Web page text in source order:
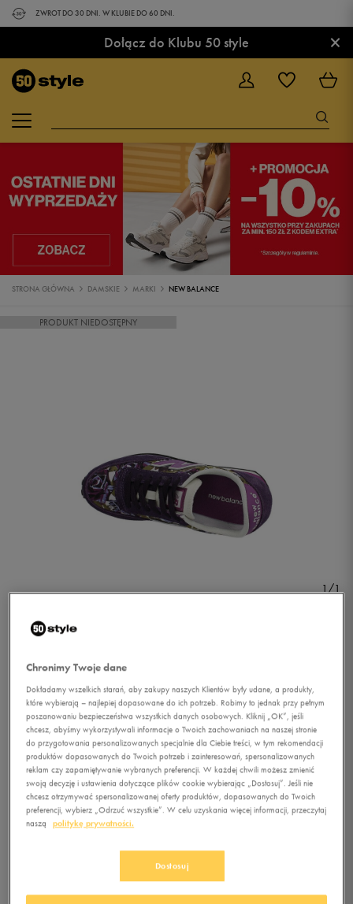
ZWROT DO 30 DNI. W KLUBIE DO 60 DNI.
Dołącz do Klubu 50 style ×
STRONA GŁÓWNA DAMSKIE MARKI NEW BALANCE
PRODUKT NIEDOSTĘPNY
1/1
NEW BALANCE UL410TPG
0.0(0 )
złz Vat
+ 0 PKT WKLUBIE 50 STYLE
Jeśli artykuł będzie ponownie dostępny, otrzymasz od nas powiadomienie.
Chronimy Twoje dane
Dokładamy wszelkich starań, aby zakupy naszych Klientów były udane, a produkty,
które wybierają – najlepiej dopasowane do ich potrzeb. Robimy to jednak przy pełnym
poszanowaniu bezpieczeństwa wszystkich danych osobowych. Kliknij „OK”, jeśli
chcesz, abyśmy wykorzystywali informacje o Twoich zachowaniach na naszej stronie
do przygotowania personalizowanych specjalnie dla Ciebie treści, w tym rekomendacji
produktów dopasowanych do Twoich potrzeb i zainteresowań, spersonalizowanych
reklam czy zapamiętywanie wybranych preferencji. W każdej chwili możesz zmienić
swoją decyzję i ustawienia dotyczące plików cookie wybierając „Dostosuj”. Jeśli nie
chcesz otrzymywać spersonalizowanej oferty produktów, dopasowanych do Twoich
preferencji, wybierz „Odrzuć wszystkie”. W celu uzyskania więcej informacji, przeczytaj
naszą politykę prywatności.
Dostosuj